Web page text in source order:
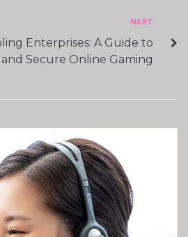
NEXT
Enterprises: A Guide to
and Secure Online Gaming